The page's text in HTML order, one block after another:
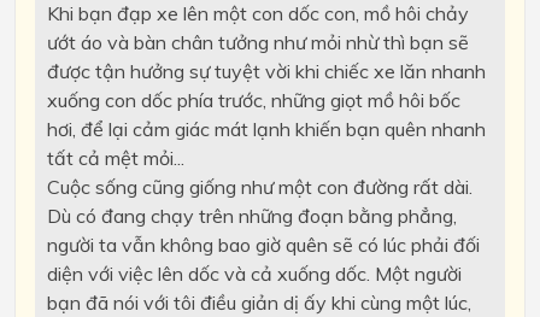
Khi bạn đạp xe lên một con dốc con, mồ hôi chảy
ướt áo và bàn chân tưởng như mỏi nhừ thì bạn sẽ
được tận hưởng sự tuyệt vời khi chiếc xe lăn nhanh
xuống con dốc phía trước, những giọt mồ hôi bốc
hơi, để lại cảm giác mát lạnh khiến bạn quên nhanh
tất cả mệt mỏi...
Cuộc sống cũng giống như một con đường rất dài.
Dù có đang chạy trên những đoạn bằng phẳng,
người ta vẫn không bao giờ quên sẽ có lúc phải đối
diện với việc lên dốc và cả xuống dốc. Một người
bạn đã nói với tôi điều giản dị ấy khi cùng một lúc,